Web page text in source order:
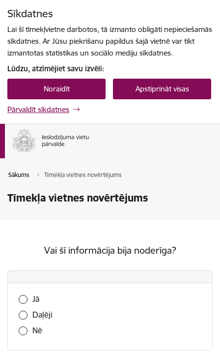
Sīkdatnes
Lai šī tīmekļvietne darbotos, tā izmanto obligāti nepieciešamās
sīkdatnes. Ar Jūsu piekrišanu papildus šajā vietnē var tikt
izmantotas statistikas un sociālo mediju sīkdatnes.
Lūdzu, atzīmējiet savu izvēli:
Noraidīt Apstiprināt visas
Pārvaldīt sīkdatnes
Sākums Tīmekļa vietnes novērtējums
Tīmekļa vietnes novērtējums
Vai šī informācija bija noderīga?
Vai šī informācija bija noderīga?
Jā
Daļēji
Nē